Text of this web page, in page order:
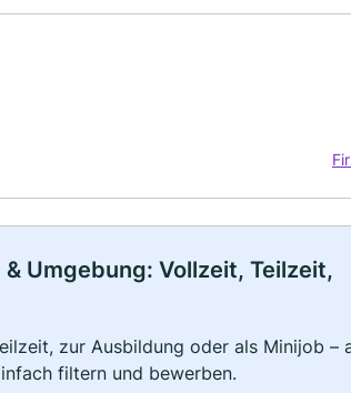
Umgebung: Vollzeit, Teilzeit,
zur Ausbildung oder als Minijob –
filtern und bewerben.